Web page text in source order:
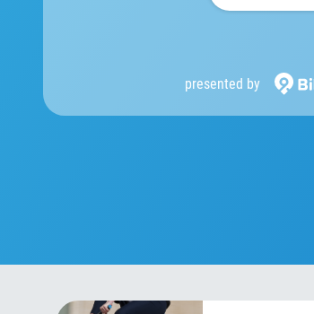
presented by